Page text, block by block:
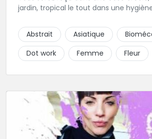
jardin, tropical le tout dans une
choix de bijoux et uniquement dans
biocompatibles! Vous le trouverez à
Bains...les doigts de pieds en éventail...
Abstrait Asiatique
Dot work
Femme Fleur